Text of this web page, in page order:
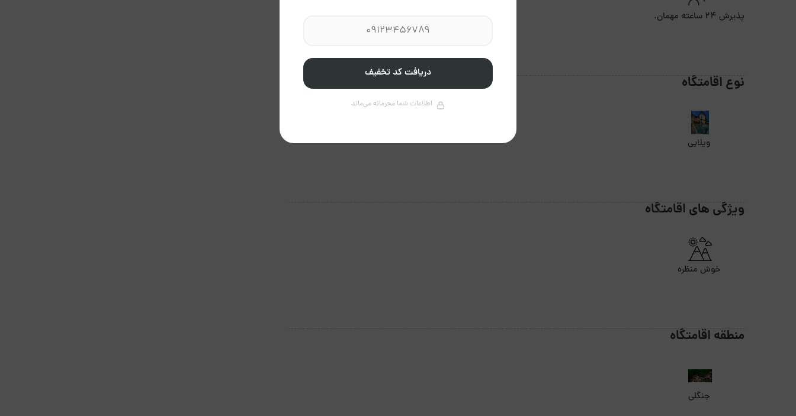
پذیرش ۲۴ ساعته مهمان.
نوع اقامتگاه
ویلایی
ویژگی های اقامتگاه
خوش منظره
منطقه اقامتگاه
جنگلی
دریافت کد تخفیف
اطلاعات شما محرمانه می‌ماند